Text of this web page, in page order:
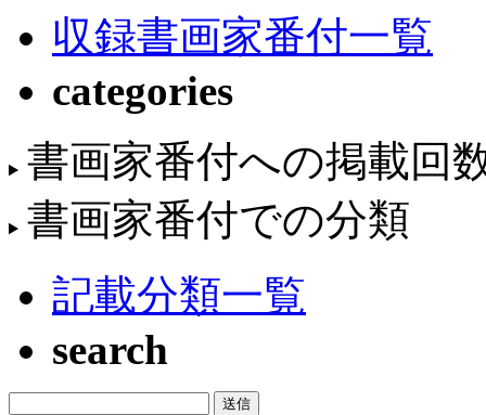
収録書画家番付一覧
categories
書画家番付への掲載回
書画家番付での分類
記載分類一覧
search